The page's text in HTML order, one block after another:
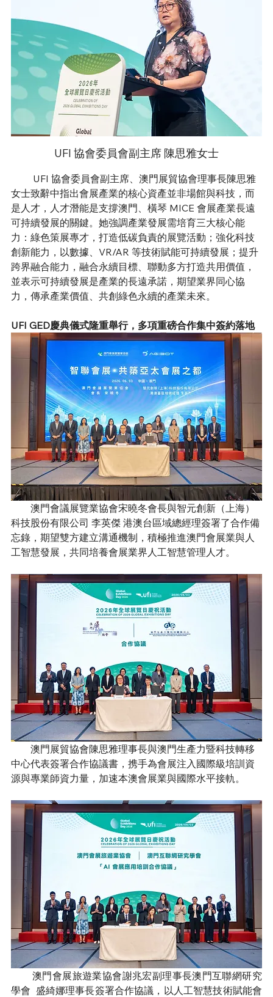
UFI 協會委員會副主席 陳思雅女士
女士致辭中指出會展產業的核心資產並非場館與科技，而
是人才，人才潛能是支撐澳門、橫琴 MICE 會展產業長遠
可持續發展的關鍵。她強調產業發展需培育三大核心能
力：綠色策展專才，打造低碳負責的展覽活動；強化科技
創新能力，以數據、VR/AR 等技術賦能可持續發展；提升
跨界融合能力，融合永續目標、聯動多方打造共用價值，
並表示可持續發展是產業的長遠承諾，期望業界同心協
力，傳承產業價值、共創綠色永續的產業未來。
UFI GED慶典儀式隆重舉行，多項重磅合作集中簽約落地
科技股份有限公司 李英傑 港澳台區域總經理簽署了合作備
忘錄，期望雙方建立溝通機制，積極推進澳門會展業與人
工智慧發展，共同培養會展業界人工智慧管理人才。
中心代表簽署合作協議書，携手為會展注入國際級培訓資
源與專業師資力量，加速本澳會展業與國際水平接軌。
        澳門會展旅遊業協會謝兆宏副理事長澳門互聯網研究
學會  盛綺娜理事長簽署合作協議，以人工智慧技術賦能會